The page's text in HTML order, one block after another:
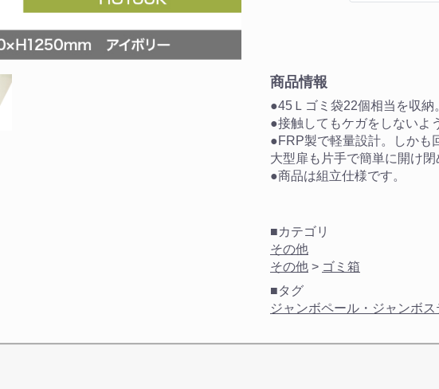
商品情報
●45Ｌゴミ袋22個相当を収納
●接触してもケガをしないよ
●FRP製で軽量設計。しかも
大型扉も片手で簡単に開け閉
●商品は組立仕様です。
■カテゴリ
その他
その他 > ゴミ箱
■タグ
ジャンボペール・ジャンボ